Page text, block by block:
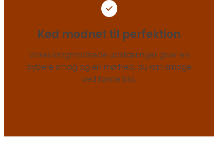
Kød modnet til perfektion
Vores krogmodnede udskæringer giver en
dybere smag og en mørhed, du kan smage
ved første bid.